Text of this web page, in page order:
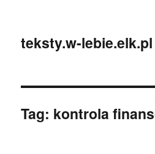
teksty.w-lebie.elk.pl
Tag: kontrola